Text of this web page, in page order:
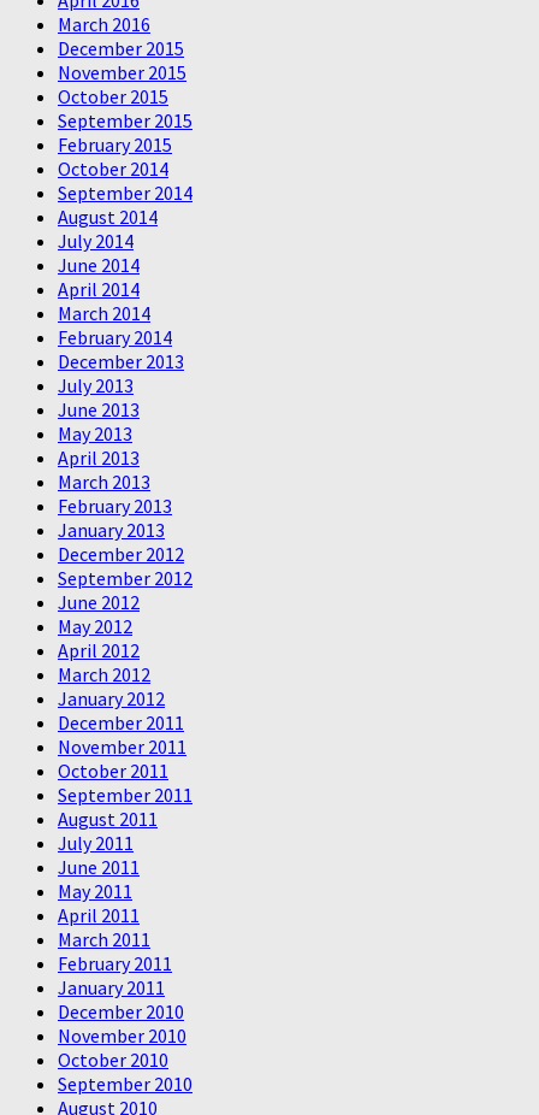
March 2016
December 2015
November 2015
October 2015
September 2015
February 2015
October 2014
September 2014
August 2014
July 2014
June 2014
April 2014
March 2014
February 2014
December 2013
July 2013
June 2013
May 2013
April 2013
March 2013
February 2013
January 2013
December 2012
September 2012
June 2012
May 2012
April 2012
March 2012
January 2012
December 2011
November 2011
October 2011
September 2011
August 2011
July 2011
June 2011
May 2011
April 2011
March 2011
February 2011
January 2011
December 2010
November 2010
October 2010
September 2010
August 2010